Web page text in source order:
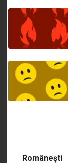
Româneşti